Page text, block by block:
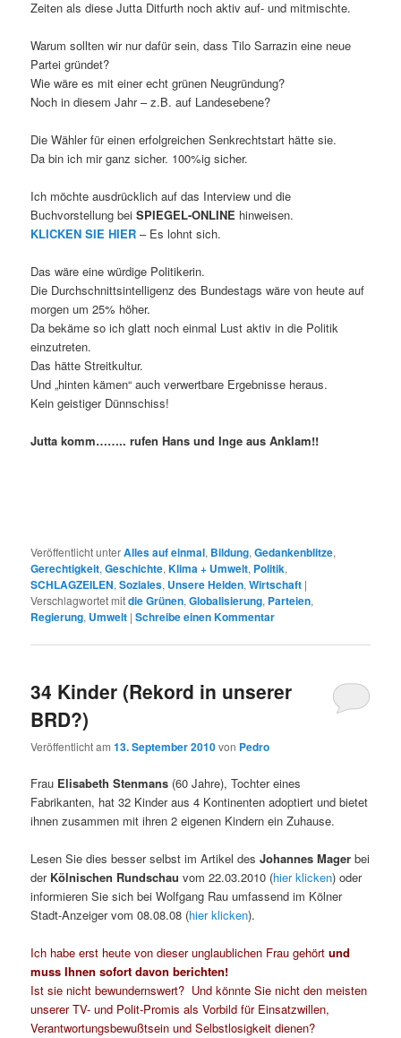
Zeiten als diese Jutta Ditfurth noch aktiv auf- und mitmischte.
Warum sollten wir nur dafür sein, dass Tilo Sarrazin eine neue
Partei gründet?
Wie wäre es mit einer echt grünen Neugründung?
Noch in diesem Jahr – z.B. auf Landesebene?
Die Wähler für einen erfolgreichen Senkrechtstart hätte sie.
Da bin ich mir ganz sicher. 100%ig sicher.
Ich möchte ausdrücklich auf das Interview und die
Buchvorstellung beiSPIEGEL-ONLINE hinweisen.
KLICKEN SIE HIER – Es lohnt sich.
Das wäre eine würdige Politikerin.
Die Durchschnittsintelligenz des Bundestags wäre von heute auf
morgen um 25% höher.
Da bekäme so ich glatt noch einmal Lust aktiv in die Politik
einzutreten.
Das hätte Streitkultur.
Und „hinten kämen“ auch verwertbare Ergebnisse heraus.
Kein geistiger Dünnschiss!
Jutta komm…….. rufen Hans und Inge aus Anklam!!
Veröffentlicht unterAlles auf einmal, Bildung,Gedankenblitze,
Gerechtigkeit,Geschichte,Klima + Umwelt, Politik,
SCHLAGZEILEN,Soziales, Unsere Helden,Wirtschaft |
Verschlagwortet mitdie Grünen,Globalisierung, Parteien,
Regierung, Umwelt |Schreibe einen Kommentar
34 Kinder (Rekord in unserer
BRD?)
Veröffentlicht am13. September 2010von Pedro
Frau Elisabeth Stenmans (60 Jahre), Tochter eines
Fabrikanten, hat 32 Kinder aus 4 Kontinenten adoptiert und bietet
ihnen zusammen mit ihren 2 eigenen Kindern ein Zuhause.
Lesen Sie dies besser selbst im Artikel desJohannes Mager bei
der Kölnischen Rundschau vom 22.03.2010 (hier klicken) oder
informieren Sie sich bei Wolfgang Rau umfassend im Kölner
Stadt-Anzeiger vom 08.08.08 (hier klicken).
Ich habe erst heute von dieser unglaublichen Frau gehörtund
muss Ihnen sofort davon berichten!
Ist sie nicht bewundernswert? Und könnte Sie nicht den meisten
unserer TV- und Polit-Promis als Vorbild für Einsatzwillen,
Verantwortungsbewußtsein und Selbstlosigkeit dienen?